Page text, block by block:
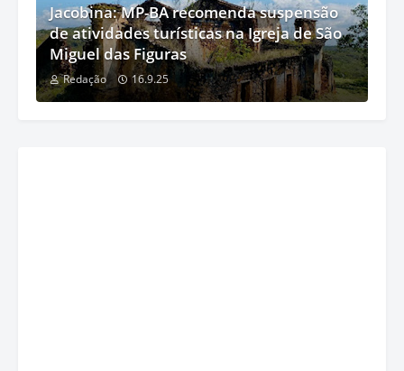
Jacobina: MP-BA recomenda suspensão
de atividades turísticas na Igreja de São
Miguel das Figuras
Redação 16.9.25